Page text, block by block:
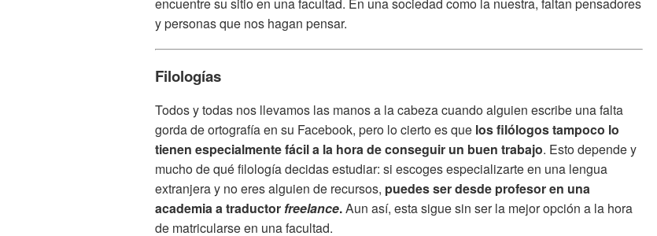
y personas que nos hagan pensar.
Filologías
Todos y todas nos llevamos las manos a la cabeza cuando alguien escribe una falta
gorda de ortografía en su Facebook, pero lo cierto es que los filólogos tampoco lo
tienen especialmente fácil a la hora de conseguir un buen trabajo. Esto depende y
mucho de qué filología decidas estudiar: si escoges especializarte en una lengua
extranjera y no eres alguien de recursos, puedes ser desde profesor en una
academiaa traductor freelance.Aun así, esta sigue sin ser la mejor opción a la hora
de matricularse en una facultad.